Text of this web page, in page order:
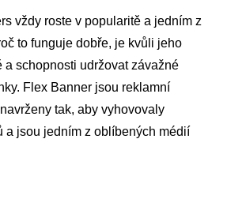
vždy roste v popularitě a jedním z
to funguje dobře, je kvůli jeho
a schopnosti udržovat závažné
Flex Banner jsou reklamní
tak, aby vyhovovaly
a jsou jedním z oblíbených médií